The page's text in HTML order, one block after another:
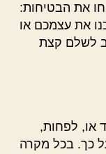
את הבטיחות:
את עצמכם או
לשלם קצת
או, לפחות,
כך. בכל מקרה